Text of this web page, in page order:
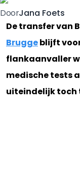
DoorJana Foets
De transfer van
Bruggeblijft
flankaanvaller
medische tests
uiteindelijk toch